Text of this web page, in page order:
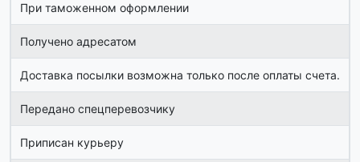
При таможенном оформлении
Получено адресатом
Доставка посылки возможна только после оплаты счета.
Передано спецперевозчику
Приписан курьеру